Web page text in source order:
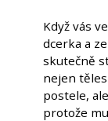
Když vás
dcerka a
skutečně
nejen
postele,
protože